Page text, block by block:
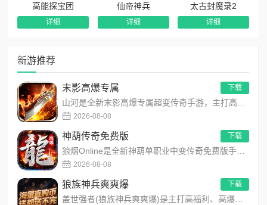
新游推荐
末影高爆专属
2026-08-08
下载
神葫传奇免费版
2026-08-08
下载
狼族神兵爽爽爆 下载
高能探宝团
详细
仙帝神兵
详细
太古封魔录2
详细